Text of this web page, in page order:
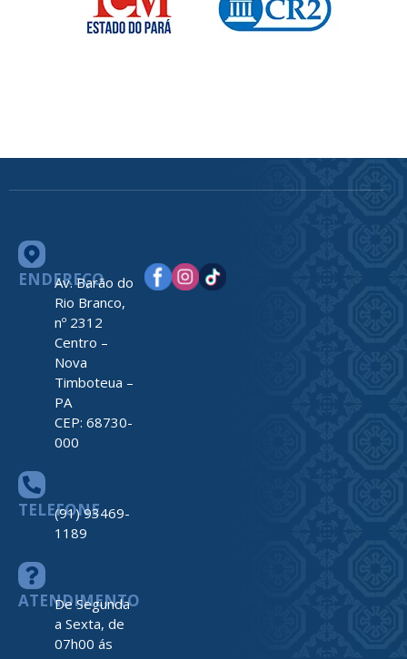
ENDEREÇO
Av. Barão do
Rio Branco,
nº 2312
Centro –
Nova
Timboteua –
PA
CEP: 68730-
000
TELEFONE
(91) 93469-
1189
ATENDIMENTO
De Segunda
a Sexta, de
07h00 ás